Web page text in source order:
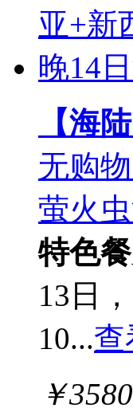
【海
无购
萤火
特色
13日
10...查
￥